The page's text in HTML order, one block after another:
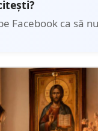
Facebook ca să